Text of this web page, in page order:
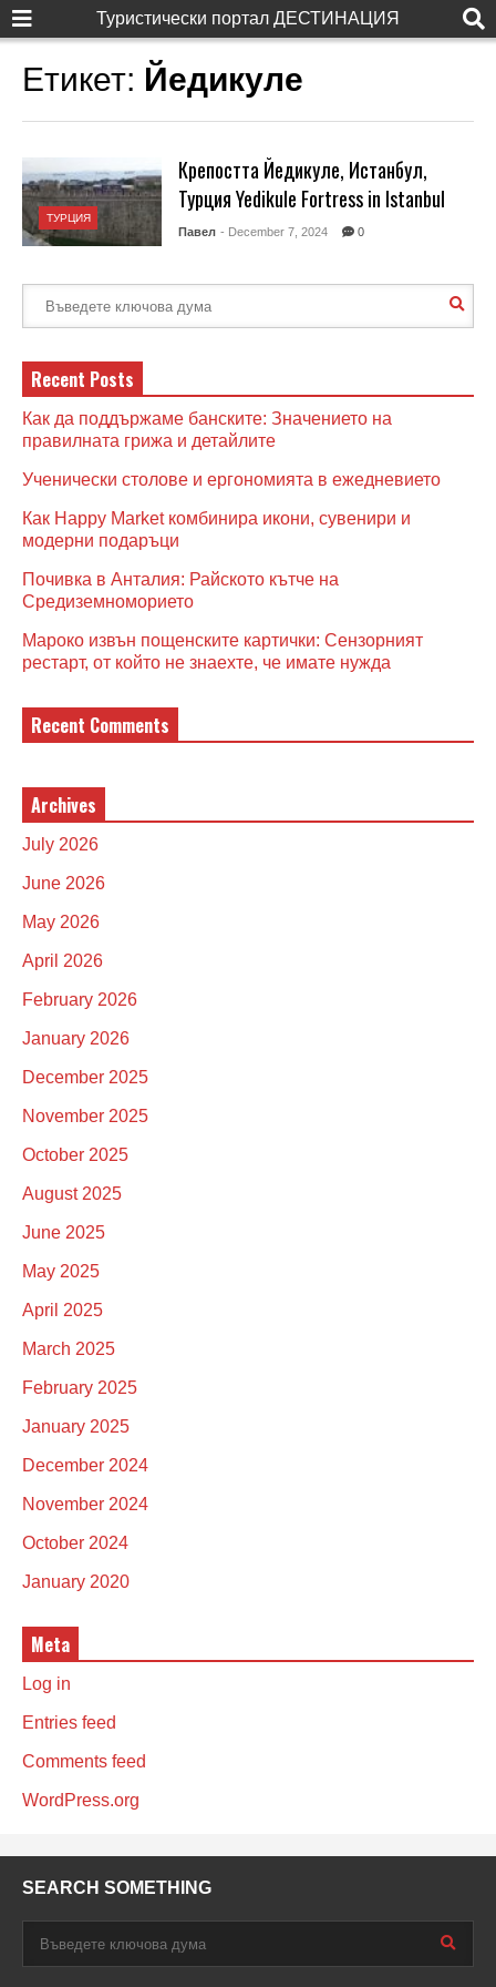
Туристически портал ДЕСТИНАЦИЯ
Етикет: Йедикуле
ТУРЦИЯ
Крепостта Йедикуле, Истанбул,
Турция Yedikule Fortress in Istanbul
Павел - December 7, 2024 0
Recent Posts
Как да поддържаме банските: Значението на
правилната грижа и детайлите
Ученически столове и ергономията в ежедневието
Как Happy Market комбинира икони, сувенири и
модерни подаръци
Почивка в Анталия: Райското кътче на
Средиземноморието
Мароко извън пощенските картички: Сензорният
рестарт, от който не знаехте, че имате нужда
Recent Comments
Archives
July 2026
June 2026
May 2026
April 2026
February 2026
January 2026
December 2025
November 2025
October 2025
August 2025
June 2025
May 2025
April 2025
March 2025
February 2025
January 2025
December 2024
November 2024
October 2024
January 2020
Meta
Log in
Entries feed
Comments feed
WordPress.org
SEARCH SOMETHING